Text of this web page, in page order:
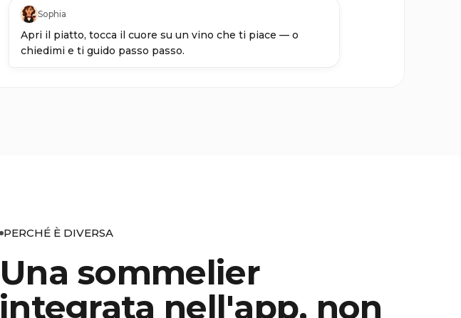
Sophia
Apri il piatto, tocca il cuore su un vino che ti piace — o
chiedimi e ti guido passo passo.
PERCHÉ È DIVERSA
Una sommelier
integrata nell'app, non